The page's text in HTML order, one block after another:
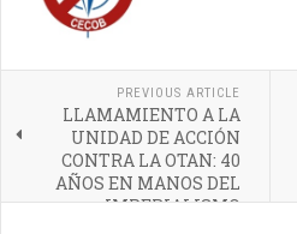
PREVIOUS ARTICLE
LLAMAMIENTO A LA
UNIDAD DE ACCIÓN
CONTRA LA OTAN: 40
AÑOS EN MANOS DEL
IMPERIALISMO